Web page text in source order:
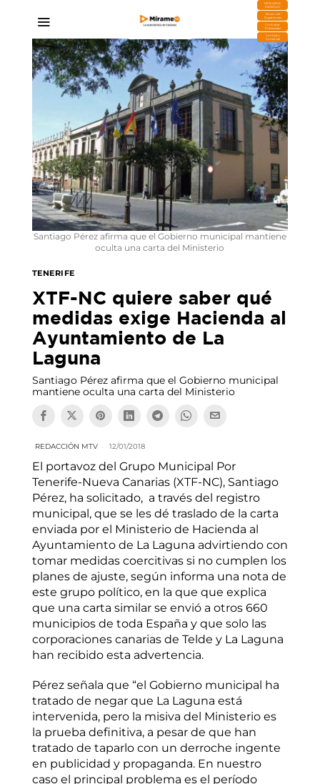
DESCARGA
MIRAPLAY
Buzón de
Sugerencias
Contratar
Publicidad
Contacto
Comercial
Santiago Pérez afirma que el Gobierno municipal mantiene
oculta una carta del Ministerio
TENERIFE
XTF-NC quiere saber qué
medidas exige Hacienda al
Ayuntamiento de La
Laguna
Santiago Pérez afirma que el Gobierno municipal
mantiene oculta una carta del Ministerio
REDACCIÓN MTV 12/01/2018
El portavoz del Grupo Municipal Por
Tenerife-Nueva Canarias (XTF-NC), Santiago
Pérez, ha solicitado, a través del registro
municipal, que se les dé traslado de la carta
enviada por el Ministerio de Hacienda al
Ayuntamiento de La Laguna advirtiendo con
tomar medidas coercitivas si no cumplen los
planes de ajuste, según informa una nota de
este grupo político, en la que que explica
que una carta similar se envió a otros 660
municipios de toda España y que solo las
corporaciones canarias de Telde y La Laguna
han recibido esta advertencia.
Pérez señala que “el Gobierno municipal ha
tratado de negar que La Laguna está
intervenida, pero la misiva del Ministerio es
la prueba definitiva, a pesar de que han
tratado de taparlo con un derroche ingente
en publicidad y propaganda. En nuestro
caso el principal problema es el período